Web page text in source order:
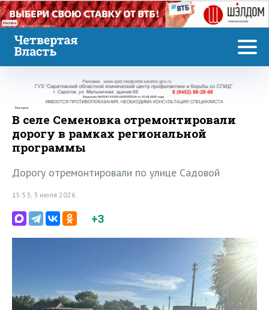
Реклама
Реклама
В селе Семеновка отремонтировали
дорогу в рамках региональной
программы
Дорогу отремонтировали по улице Садовой
15:53, 3 июля 2026
+3